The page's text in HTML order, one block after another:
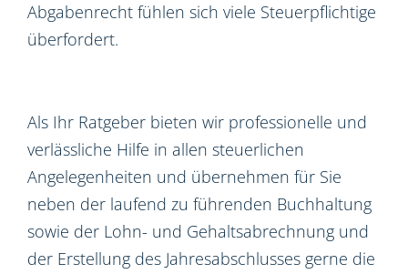
Abgabenrecht fühlen sich viele Steuerpflichtige
überfordert.
Als Ihr Ratgeber bieten wir professionelle und
verlässliche Hilfe in allen steuerlichen
Angelegenheiten und übernehmen für Sie
neben der laufend zu führenden Buchhaltung
sowie der Lohn- und Gehaltsabrechnung und
der Erstellung des Jahresabschlusses gerne die